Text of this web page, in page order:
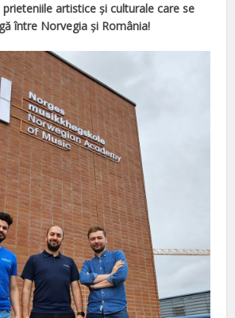
artistice și culturale care se
între Norvegia și România!